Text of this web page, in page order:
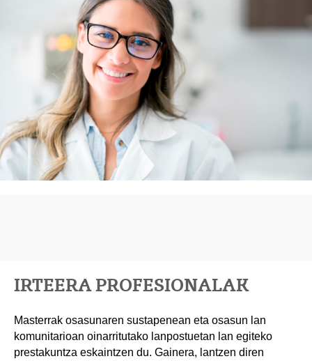
IRTEERA PROFESIONALAK
Masterrak osasunaren sustapenean eta osasun lan
komunitarioan oinarritutako lanpostuetan lan egiteko
prestakuntza eskaintzen du. Gainera, lantzen diren